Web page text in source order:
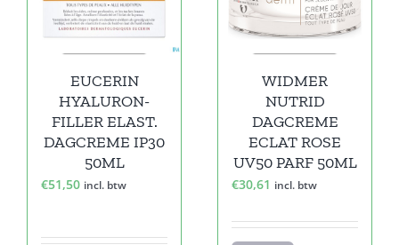
EUCERIN
HYALURON-
FILLER ELAST.
DAGCREME IP30
50ML
€51,50 incl. btw
WIDMER
NUTRID
DAGCREME
ECLAT ROSE
UV50 PARF 50ML
€30,61 incl. btw